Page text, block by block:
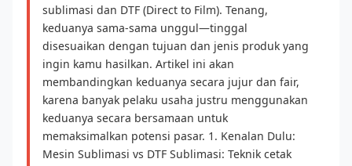
sublimasi dan DTF (Direct to Film). Tenang,
keduanya sama-sama unggul—tinggal
disesuaikan dengan tujuan dan jenis produk yang
ingin kamu hasilkan. Artikel ini akan
membandingkan keduanya secara jujur dan fair,
karena banyak pelaku usaha justru menggunakan
keduanya secara bersamaan untuk
memaksimalkan potensi pasar. 1. Kenalan Dulu:
Mesin Sublimasi vs DTF Sublimasi: Teknik cetak